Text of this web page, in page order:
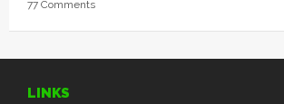
77 Comments
LINKS